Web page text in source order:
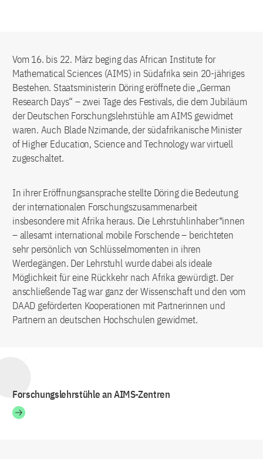
Vom 16. bis 22. März beging das African Institute for
Mathematical Sciences (AIMS) in Südafrika sein 20-jähriges
Bestehen. Staatsministerin Döring eröffnete die „German
Research Days“ – zwei Tage des Festivals, die dem Jubiläum
der Deutschen Forschungslehrstühle am AIMS gewidmet
waren. Auch Blade Nzimande, der südafrikanische Minister
of Higher Education, Science and Technology war virtuell
zugeschaltet.
In ihrer Eröffnungsansprache stellte Döring die Bedeutung
der internationalen Forschungszusammenarbeit
insbesondere mit Afrika heraus. Die Lehrstuhlinhaber*innen
– allesamt international mobile Forschende – berichteten
sehr persönlich von Schlüsselmomenten in ihren
Werdegängen. Der Lehrstuhl wurde dabei als ideale
Möglichkeit für eine Rückkehr nach Afrika gewürdigt. Der
anschließende Tag war ganz der Wissenschaft und den vom
DAAD geförderten Kooperationen mit Partnerinnen und
Partnern an deutschen Hochschulen gewidmet.
Forschungslehrstühle an AIMS-Zentren